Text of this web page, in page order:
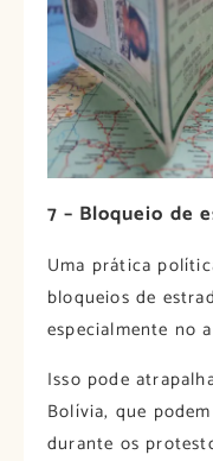
7 – Bloqueio de
Uma prática
bloqueios de
especialmente no
Isso pode
Bolívia, que
durante os